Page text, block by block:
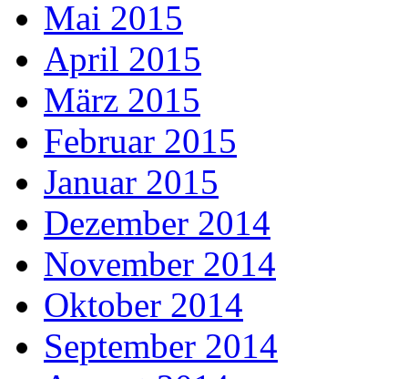
Mai 2015
April 2015
März 2015
Februar 2015
Januar 2015
Dezember 2014
November 2014
Oktober 2014
September 2014